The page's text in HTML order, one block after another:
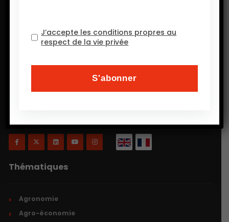
Will Agri est un blog consacré à l’agriculture, plus
Thématiques
Agronomie
Agro-économie
J’accepte les conditions propres au
respect de la vie privée